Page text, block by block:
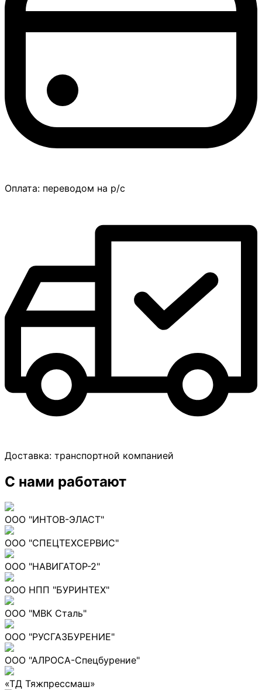
Оплата: переводом на р/с
Доставка: транспортной компанией
С нами работают
ООО "ИНТОВ-ЭЛАСТ"
ООО "СПЕЦТЕХСЕРВИС"
ООО "НАВИГАТОР-2"
ООО НПП "БУРИНТЕХ"
ООО "МВК Сталь"
ООО "РУСГАЗБУРЕНИЕ"
ООО "АЛРОСА-Спецбурение"
«ТД Тяжпрессмаш»